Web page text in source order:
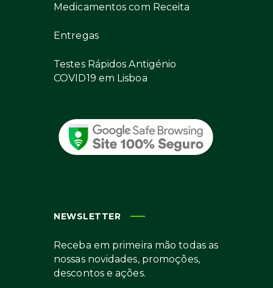
Medicamentos com Receita
Entregas
Testes Rápidos Antigénio
COVID19 em Lisboa
NEWSLETTER
Receba em primeira mão todas as
nossas novidades, promoções,
descontos e ações.